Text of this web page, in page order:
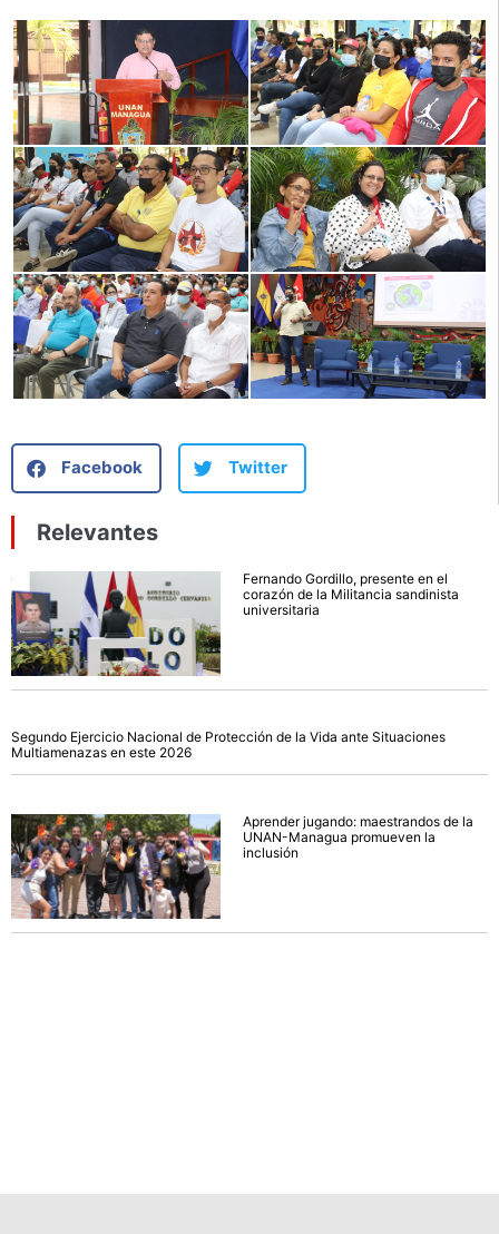
Facebook Twitter
Relevantes
Fernando Gordillo, presente en el
corazón de la Militancia sandinista
universitaria
Segundo Ejercicio Nacional de Protección de la Vida ante Situaciones
Multiamenazas en este 2026
Aprender jugando: maestrandos de la
UNAN-Managua promueven la
inclusión